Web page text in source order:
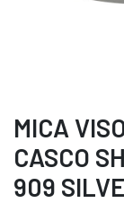
MICA
CASCO
909